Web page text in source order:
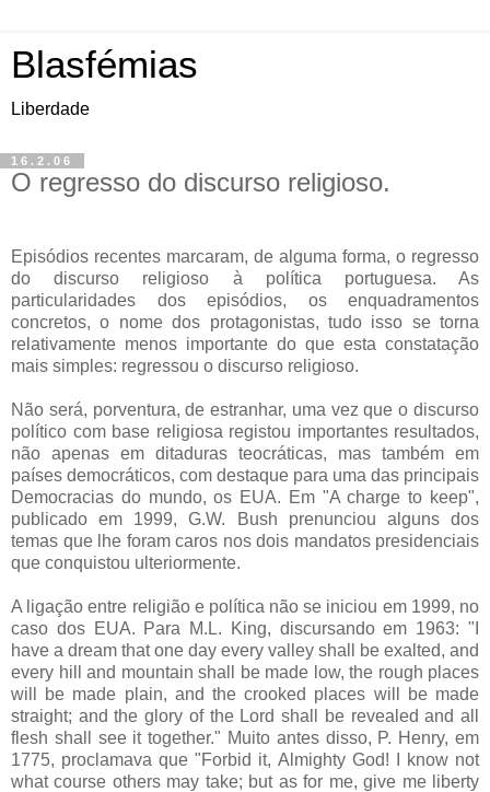
Blasfémias
Liberdade
16.2.06
O regresso do discurso religioso.
Episódios recentes marcaram, de alguma forma, o regresso
do discurso religioso à política portuguesa. As
particularidades dos episódios, os enquadramentos
concretos, o nome dos protagonistas, tudo isso se torna
relativamente menos importante do que esta constatação
mais simples: regressou o discurso religioso.
Não será, porventura, de estranhar, uma vez que o discurso
político com base religiosa registou importantes resultados,
não apenas em ditaduras teocráticas, mas também em
países democráticos, com destaque para uma das principais
Democracias do mundo, os EUA. Em "A charge to keep",
publicado em 1999, G.W. Bush prenunciou alguns dos
temas que lhe foram caros nos dois mandatos presidenciais
que conquistou ulteriormente.
A ligação entre religião e política não se iniciou em 1999, no
caso dos EUA. Para M.L. King, discursando em 1963: "I
have a dream that one day every valley shall be exalted, and
every hill and mountain shall be made low, the rough places
will be made plain, and the crooked places will be made
straight; and the glory of the Lord shall be revealed and all
flesh shall see it together." Muito antes disso, P. Henry, em
1775, proclamava que "Forbid it, Almighty God! I know not
what course others may take; but as for me, give me liberty